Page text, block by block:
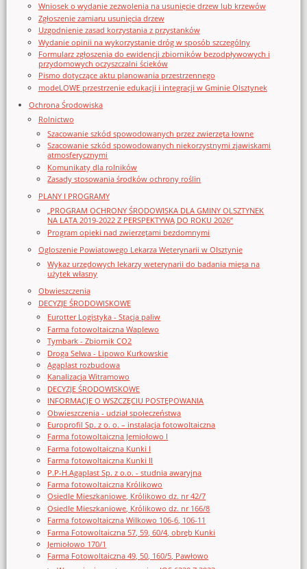
Wniosek o wydanie zezwolenia na usunięcie drzew lub krzewów
Zgłoszenie zamiaru usunięcia drzew
Uzgodnienie zasad korzystania z przystanków
Wydanie opinii na wykorzystanie dróg w sposób szczególny
Formularz zgłoszenia do ewidencji zbiorników bezodpływowych i
przydomowych oczyszczalni ścieków
Pismo dotyczące aktu planowania przestrzennego
modeLOWE przestrzenie edukacji i integracji w Gminie Olsztynek
Ochrona Środowiska
Rolnictwo
Szacowanie szkód spowodowanych przez zwierzęta łowne
Szacowanie szkód spowodowanych niekorzystnymi zjawiskami
atmosferycznymi
Komunikaty dla rolników
Zasady stosowania środków ochrony roślin
PLANY I PROGRAMY
„PROGRAM OCHRONY ŚRODOWISKA DLA GMINY OLSZTYNEK
NA LATA 2019-2022 Z PERSPEKTYWĄ DO ROKU 2026”
Program opieki nad zwierzętami bezdomnymi
Ogloszenie Powiatowego Lekarza Weterynarii w Olsztynie
Wykaz urzędowych lekarzy weterynarii do badania mięsa na
użytek własny
Obwieszczenia
DECYZJE ŚRODOWISKOWE
Eurotter Logistyka - Stacja paliw
Farma fotowoltaiczna Waplewo
Tymbark - Zbiornik CO2
Droga Selwa - Lipowo Kurkowskie
Agaplast rozbudowa
Kanalizacja Witramowo
DECYZJE ŚRODOWISKOWE
INFORMACJE O WSZCZĘCIU POSTĘPOWANIA
Obwieszczenia - udział społeczeństwa
Europrofil Sp. z o. o. – instalacja fotowoltaiczna
Farma fotowoltaiczna Jemiołowo I
Farma fotowoltaiczna Kunki I
Farma fotowoltaiczna Kunki II
P.P-H.Agaplast Sp. z o.o. - studnia awaryjna
Farma fotowoltaiczna Królikowo
Osiedle Mieszkaniowe, Królikowo dz. nr 42/7
Osiedle Mieszkaniowe, Królikowo dz. nr 166/8
Farma fotowoltaiczna Wilkowo 106-6, 106-11
Farma Fotowoltaiczna 57, 59, 60/4, obręb Kunki
Jemiołowo 170/1
Farma Fotowoltaiczna 49, 50, 160/5, Pawłowo